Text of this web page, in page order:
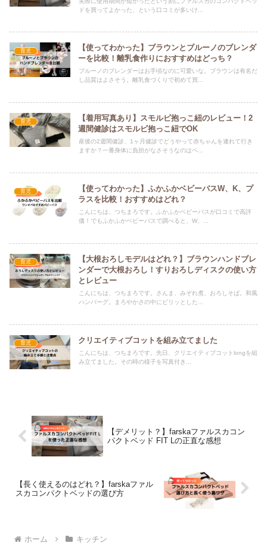
ドを買ってよかった、という口コミが多いけ...
育児
【使ってわかった】ブラウンとブルーノのブレンダ
ーを比較！離乳食作りにおすすめはどっち？
ブルーノのブレンダーはお手頃なのに可愛いな。ブラウンは有名だ
し品質はよさそう。離乳食づくりで初めて買...
育児
【着用写真あり】スモルビ抱っこ紐のレビュー！2
週間健診はスモルビ抱っこ紐でOK
産後の2週間健診、1ヶ月健診でどうやって赤ちゃんを連れて行き
ますか？一番身体に負担がなさそうなのはベ...
育児
【使ってわかった】ふかふかベビーバスW、K、プ
ラスを比較！おすすめはどれ？
こんにちは、つちまろです。ふかふかベビーバスが口コミで高評
価！でもふかふかベビーバスで調べると、W、...
育児
【大根おろしモデルはどれ？】ブラウンハンドブレ
ンダーで大根おろし！すりおろしディスクの使い方
とレビュー
こんにちは、つちまろです。さんま、みぞれ煮、おろしそば。和風
ハンバーグ。まろやかさの中にピリッとした...
育児 クリエイティブコットを組み立てました
こんにちは、つちまろです。先日、クリエイティブコットlongを組
み立てました。その時の様子を写真付き...
【デメリット？】farskaファルスカコン
パクトベッド FIT Lの正直な感想
【長く使えるのはどれ？】farskaファル
スカコンパクトベッドの選び方
ホーム キッチン